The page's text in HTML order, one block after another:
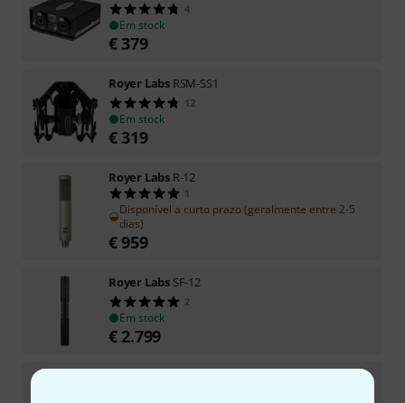
4
Em stock
€ 379
Royer Labs RSM-SS1
12
Em stock
€ 319
Royer Labs R-12
1
Disponível a curto prazo (geralmente entre 2-5
dias)
€959
Royer Labs SF-12
2
Em stock
€ 2.799